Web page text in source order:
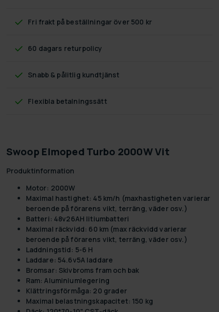
Fri frakt på beställningar över 500 kr
60 dagars returpolicy
Snabb & pålitlig kundtjänst
Flexibla betalningssätt
Swoop Elmoped Turbo 2000W Vit
Produktinformation
Motor: 2000W
Maximal hastighet: 45 km/h (maxhastigheten varierar
beroende på förarens vikt, terräng, väder osv.)
Batteri: 48v26AH litiumbatteri
Maximal räckvidd: 60 km (max räckvidd varierar
beroende på förarens vikt, terräng, väder osv.)
Laddningstid: 5-6 H
Laddare: 54.6v5A laddare
Bromsar: Skivbroms fram och bak
Ram: Aluminiumlegering
Klättringsförmåga: 20 grader
Maximal belastningskapacitet: 150 kg